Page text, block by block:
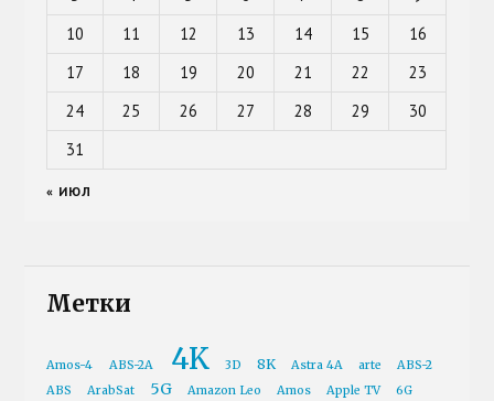
10
11 12 13 14 15
16
17
18 19 20 21 22
23
24
25 26 27 28 29
30
31
« ИЮЛ
Метки
Amos-4 ABS-2A 4K 3D 8K Astra 4A arte
ABS-2
ABS
ArabSat 5G Amazon Leo Amos Apple TV
6G